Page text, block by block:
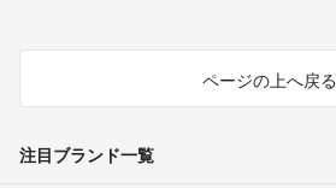
ページの上へ戻る
注目ブランド一覧